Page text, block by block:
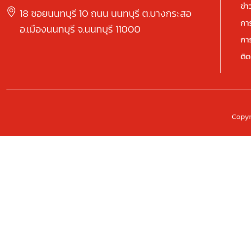
18 ซอยนนทบุรี 10 ถนน นนทบุรี ต.บางกระสอ
อ.เมืองนนทบุรี จ.นนทบุรี 11000
ข่า
กา
ก
ติด